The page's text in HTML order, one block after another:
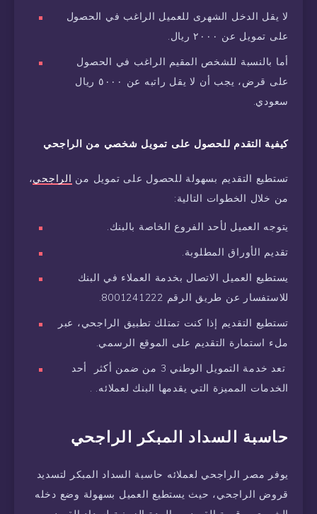
لا يقل الدخل الشهرى للعميل الراغب في الحصول
على تمويل عن ٢٠٠٠ ريال.
أما بالنسبة للشخص المقيم الراغب في الحصول
على قرض، يجب أن لا يقل راتبه عن ٥٠٠٠ ريال
سعودي.
كيفية التقدم للحصول على تمويل شخصي من الراجحي
تستطيع التقديم بسهولة للحصول على تمويل من الراجحي،
من خلال الخطوات التالية:
يتوجه العميل لأحد الفروع الخاصة بالبنك.
تقديم الأوراق المطلوبة.
يستطيع العميل الاتصال بخدمة العملاء في البنك
للاستفسار عن طريق الرقم 8001241222.
تستطيع التقديم إذا كنت تمتلك تطبيق الراجحي، عبر
ملء استمارة التقديم على الموقع الرسمي.
تعد خدمة التمويل الوطني 3 من ضمن أكثر أحد
الخدمات المميزة التي يقدمها البنك لعملائه. .
حاسبة السداد المبكر الراجحي
يوفر مصر الراجحي لعملائه حاسبة السداد المبكر لتسديد
قروض الراجحي، حيث يستطيع العميل بسهولة وضع دخله